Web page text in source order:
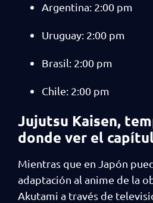
Argentina: 2:00 pm
Uruguay: 2:00 pm
Brasil: 2:00 pm
Chile: 2:00 pm
Jujutsu Kaisen,
donde ver el
Mientras que en Japón
adaptación al anime de la
Akutami a través de